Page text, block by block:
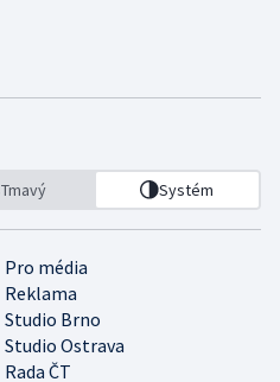
Tmavý Systém
Pro média
Reklama
Studio Brno
Studio Ostrava
Rada ČT